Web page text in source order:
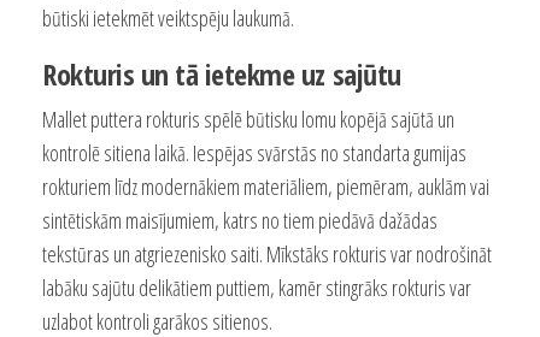
būtiski ietekmēt veiktspēju laukumā.
Rokturis un tā ietekme uz sajūtu
Mallet puttera rokturis spēlē būtisku lomu kopējā sajūtā un
kontrolē sitiena laikā. Iespējas svārstās no standarta gumijas
rokturiem līdz modernākiem materiāliem, piemēram, auklām vai
sintētiskām maisījumiem, katrs no tiem piedāvā dažādas
tekstūras un atgriezenisko saiti. Mīkstāks rokturis var nodrošināt
labāku sajūtu delikātiem puttiem, kamēr stingrāks rokturis var
uzlabot kontroli garākos sitienos.